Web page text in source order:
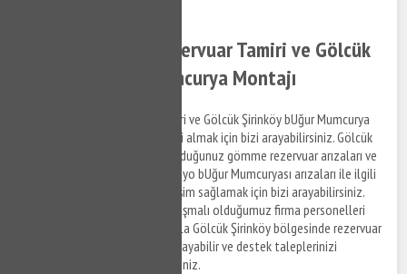
Gölcük Şirinköy Rezervuar Tamiri ve Gölcük
Şirinköy BUğur Mumcurya Montajı
Gölcük Şirinköy rezervuar tamiri ve Gölcük Şirinköy bUğur Mumcurya
montaj hizmetleri ile ilgili bilgi almak için bizi arayabilirsiniz. Gölcük
Şirinköy bölgesinde yaşamış olduğunuz gömme rezervuar arızaları ve
mutfak bUğur Mumcuryası, banyo bUğur Mumcuryası arızaları ile ilgili
hizmet almak ve detaylara erişim sağlamak için bizi arayabilirsiniz.
Mülklendirme ve detayları anlaşmalı olduğumuz firma personelleri
gerçekleştirmektedir. Dolayısıyla Gölcük Şirinköy bölgesinde rezervuar
tamir desteği almak için bizi arayabilir ve destek taleplerinizi
anlaşmalı kurumlara iletebilirsiniz.